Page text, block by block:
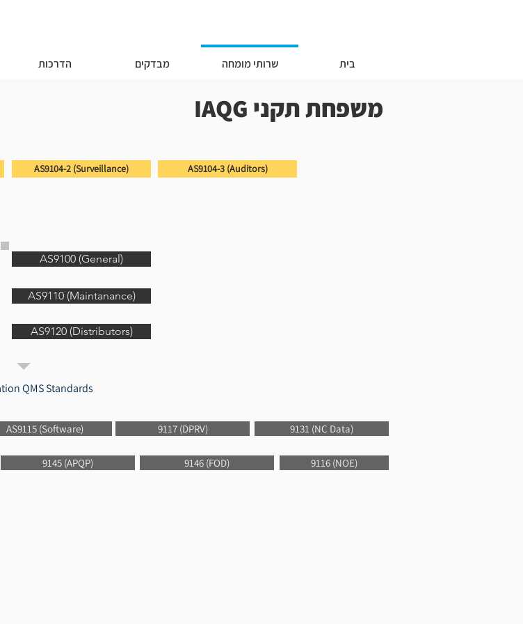
בית שרותי מומחה מבדקים הדרכות
משפחת תקני IAQG
AS9104-2 (Surveillance) AS9104-3 (Auditors)
AS9100 (General)
AS9110 (Maintanance)
AS9120 (Distributors)
QMS Standards
AS9115 (Software) 9117 (DPRV) 9131 (NC Data)
9145 (APQP) 9146 (FOD) 9116 (NOE)